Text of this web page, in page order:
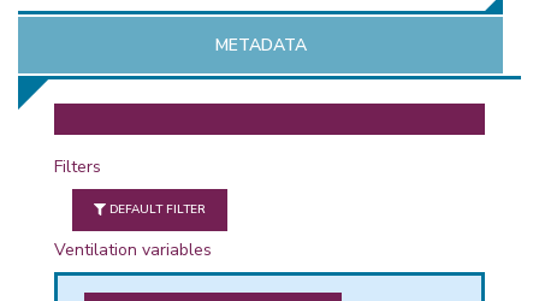
METADATA
Filters
DEFAULT FILTER
Ventilation variables